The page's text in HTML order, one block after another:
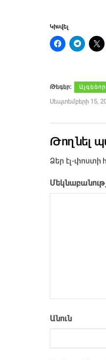
Կիսվել
Թեգեր։ Այգեձոր
Սեպտեմբերի 15,
Թողնել
Ձեր էլ-փոստի
Անուն